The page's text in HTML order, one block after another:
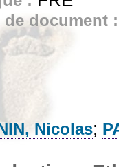
de document
Nicolas;